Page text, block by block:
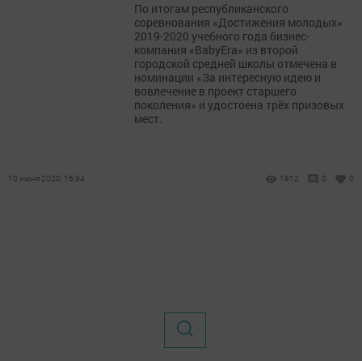
По итогам республиканского
соревнования «Достижения молодых»
2019-2020 учебного года бизнес-
компания «BabyEra» из второй
городской средней школы отмечена в
номинации «За интересную идею и
вовлечение в проект старшего
поколения» и удостоена трёх призовых
мест.
10 июня 2020, 16:34 1812 0 0